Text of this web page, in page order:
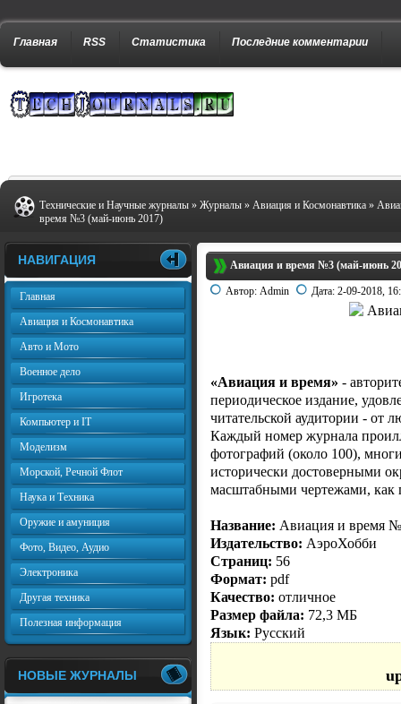
Главная RSS Статистика Последние комментарии
Технические и Научные журналы » Журналы » Авиация и Космонавтика »
время №3 (май-июнь 2017)
Авиация и время №3 (май-июнь
Автор: Admin Дата: 2-09-2018,
«Авиация и время» -
периодическое издание,
читательской аудитории - от
Каждый номер журнала
фотографий (около 100),
исторически достоверными
масштабными чертежами, как
Название: Авиация и время
Издательство: АэроХобби
Страниц: 56
Формат: pdf
Качество: отличное
Размер файла: 72,3 МБ
Язык: Русский
НАВИГАЦИЯ
Главная
Авиация и Космонавтика
Авто и Мото
Военное дело
Игротека
Компьютер и IT
Моделизм
Морской, Речной Флот
Наука и Техника
Оружие и амуниция
Фото, Видео, Аудио
Электроника
Другая техника
Полезная информация
НОВЫЕ ЖУРНАЛЫ